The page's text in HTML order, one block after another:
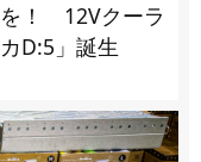
！ 12Vクーラ
D:5」誕生